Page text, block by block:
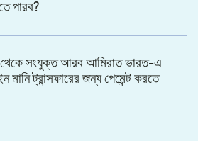
পারব?
থেকে সংযুক্ত আরব আমিরাত ভারত-এ
ট্রান্সফারের জন্য পেমেন্ট করতে